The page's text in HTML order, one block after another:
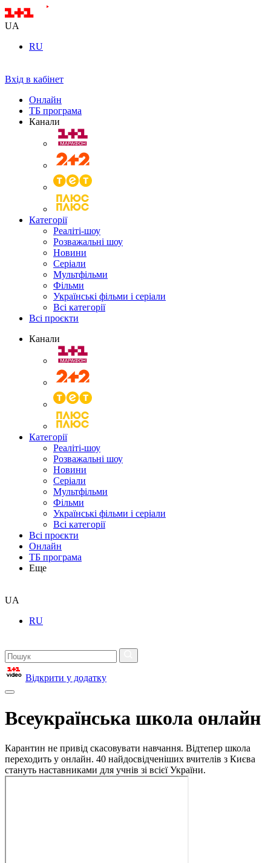
UA
RU
Вхід в кабінет
Онлайн
ТБ програма
Канали
Категорії
Реаліті-шоу
Розважальні шоу
Новини
Серіали
Мультфільми
Фільми
Українські фільми і серіали
Всі категорії
Всі проєкти
Канали
Категорії
Реаліті-шоу
Розважальні шоу
Новини
Серіали
Мультфільми
Фільми
Українські фільми і серіали
Всі категорії
Всі проєкти
Онлайн
ТБ програма
Еще
UA
RU
Відкрити у додатку
Всеукраїнська школа онлайн
Карантин не привід скасовувати навчання. Відтепер школа
переходить у онлайн. 40 найдосвідченіших вчителів з Києва
стануть наставниками для учнів зі всієї України.